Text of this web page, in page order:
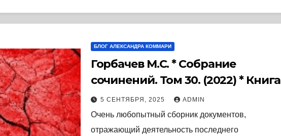
БЛОГ АЛЕКСАНДРА КОММАРИ
Горбачев М.С. * Собрание
сочинений. Том 30. (2022) * Книга
5 СЕНТЯБРЯ, 2025 ADMIN
Очень любопытный сборник документов,
отражающий деятельность последнего